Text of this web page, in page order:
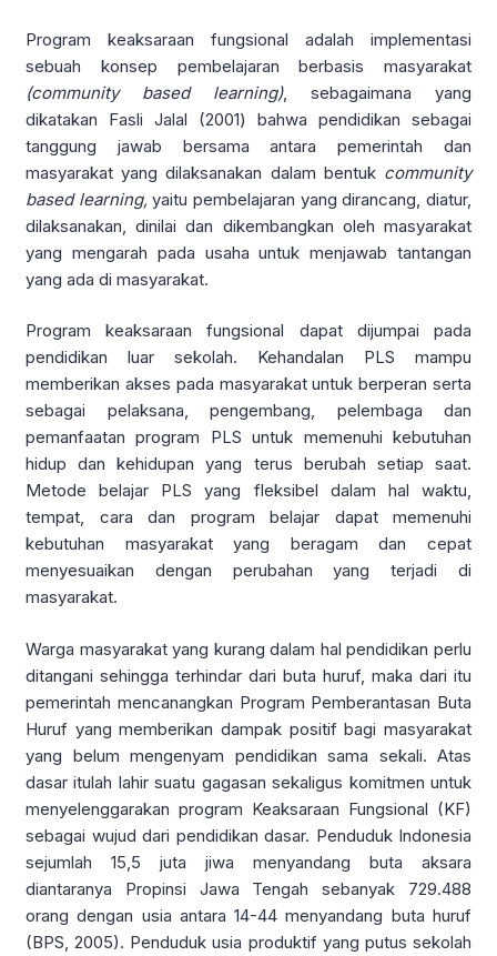
Program keaksaraan fungsional adalah implementasi
sebuah konsep pembelajaran berbasis masyarakat
(community based learning), sebagaimana yang
dikatakan Fasli Jalal (2001) bahwa pendidikan sebagai
tanggung jawab bersama antara pemerintah dan
masyarakat yang dilaksanakan dalam bentuk community
based learning,yaitu pembelajaran yang dirancang, diatur,
dilaksanakan, dinilai dan dikembangkan oleh masyarakat
yang mengarah pada usaha untuk menjawab tantangan
yang ada di masyarakat.
Program keaksaraan fungsional dapat dijumpai pada
pendidikan luar sekolah. Kehandalan PLS mampu
memberikan akses pada masyarakat untuk berperan serta
sebagai pelaksana, pengembang, pelembaga dan
pemanfaatan program PLS untuk memenuhi kebutuhan
hidup dan kehidupan yang terus berubah setiap saat.
Metode belajar PLS yang fleksibel dalam hal waktu,
tempat, cara dan program belajar dapat memenuhi
kebutuhan masyarakat yang beragam dan cepat
menyesuaikan dengan perubahan yang terjadi di
masyarakat.
Warga masyarakat yang kurang dalam hal pendidikan perlu
ditangani sehingga terhindar dari buta huruf, maka dari itu
pemerintah mencanangkan Program Pemberantasan Buta
Huruf yang memberikan dampak positif bagi masyarakat
yang belum mengenyam pendidikan sama sekali. Atas
dasar itulah lahir suatu gagasan sekaligus komitmen untuk
menyelenggarakan program Keaksaraan Fungsional (KF)
sebagai wujud dari pendidikan dasar. Penduduk Indonesia
sejumlah 15,5 juta jiwa menyandang buta aksara
diantaranya Propinsi Jawa Tengah sebanyak 729.488
orang dengan usia antara 14-44 menyandang buta huruf
(BPS, 2005). Penduduk usia produktif yang putus sekolah